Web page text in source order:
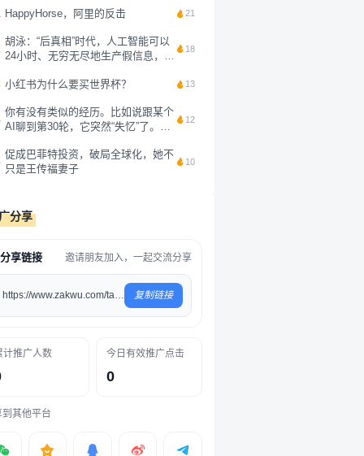
HappyHorse，阿里的反击 21
胡泳：“后真相”时代，人工智能可以
24小时、无穷无尽地生产假信息，鉴
息的真假，不如换一个原则。我的抖
免费资源，而是人类最后的抵抗。”
我觉...
18
小红书为什么要买世界杯？ 13
你有没有类似的经历。比如说跟某个
AI聊到第30轮，它突然“失忆”了。你
干二净。你用Claude写了一下午代
码，第二天重新打开，它对昨天的任
12
促成巴菲特投资，破局全球化，她不
只是王传福妻子
10
分享
分享链接 邀请朋友加入，一起交流分享
https://www.zakwu.com/tag/68 复制链接
计推广人数 今日有效推广点击
0
到其他平台